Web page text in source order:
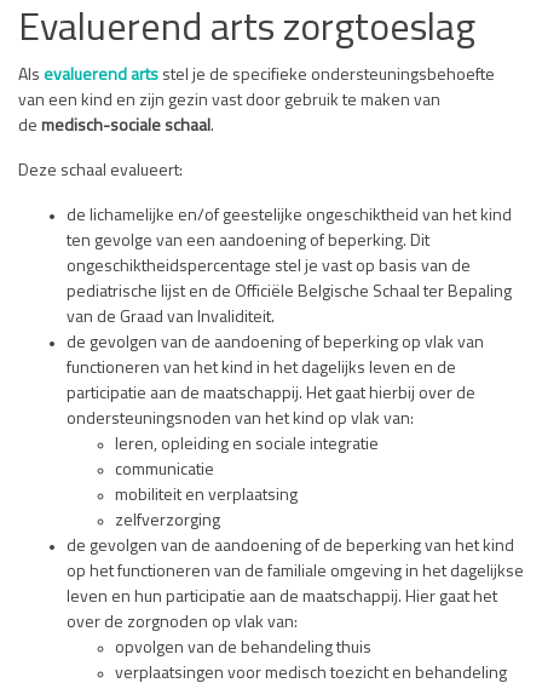
Evaluerend arts zorgtoeslag
Als evaluerend arts stel je de specifieke ondersteuningsbehoefte
van een kind en zijn gezin vast door gebruik te maken van
de medisch-sociale schaal.
Deze schaal evalueert:
de lichamelijke en/of geestelijke ongeschiktheid van het kind
ten gevolge van een aandoening of beperking. Dit
ongeschiktheidspercentage stel je vast op basis van de
pediatrische lijst en de Officiële Belgische Schaal ter Bepaling
van de Graad van Invaliditeit.
de gevolgen van de aandoening of beperking op vlak van
functioneren van het kind in het dagelijks leven en de
participatie aan de maatschappij. Het gaat hierbij over de
ondersteuningsnoden van het kind op vlak van:
leren, opleiding en sociale integratie
communicatie
mobiliteit en verplaatsing
zelfverzorging
de gevolgen van de aandoening of de beperking van het kind
op het functioneren van de familiale omgeving in het dagelijkse
leven en hun participatie aan de maatschappij. Hier gaat het
over de zorgnoden op vlak van:
opvolgen van de behandeling thuis
verplaatsingen voor medisch toezicht en behandeling